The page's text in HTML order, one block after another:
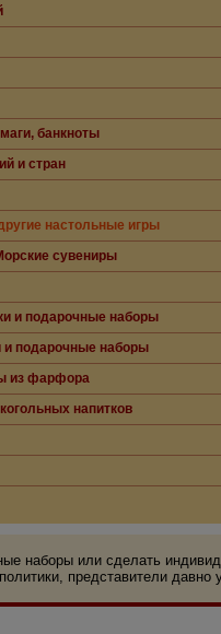
банкноты
и стран
настольные игры
сувениры
и подарочные наборы
и подарочные наборы
из фарфора
напитков
наборы или сделать
представители